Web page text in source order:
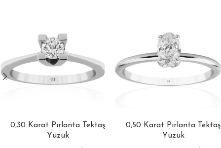
0,30 Karat Pırlanta Tektaş
Yüzük
0,50 Karat Pırlanta Tektaş
Yüzük